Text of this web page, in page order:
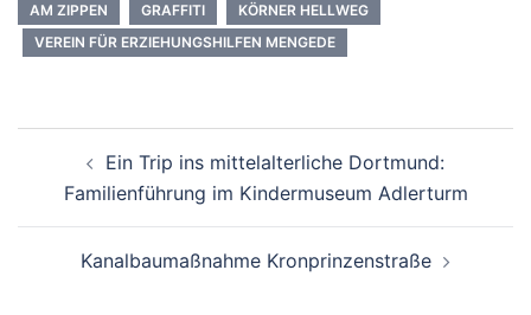
AM ZIPPEN GRAFFITI
KÖRNER HELLWEG
VEREIN FÜR ERZIEHUNGSHILFEN MENGEDE
NavigationEin Trip ins mittelalterliche Dortmund:
Familienführung im Kindermuseum Adlerturm
Kanalbaumaßnahme Kronprinzenstraße